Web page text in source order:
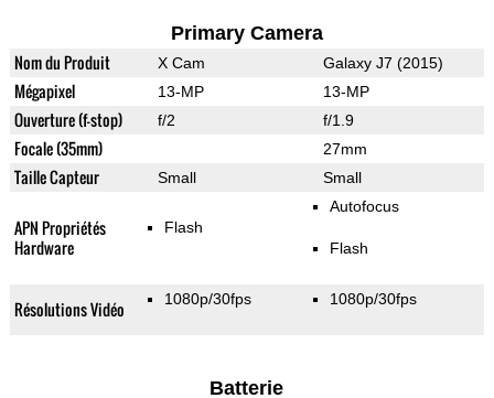
Primary Camera
Nom du Produit X Cam Galaxy J7 (2015)
Mégapixel 13-MP 13-MP
Ouverture (f-stop) f/2 f/1.9
Focale (35mm) 27mm
Taille Capteur Small Small
APN Propriétés
Hardware
Flash
Autofocus
Flash
Résolutions Vidéo 1080p/30fps 1080p/30fps
Batterie